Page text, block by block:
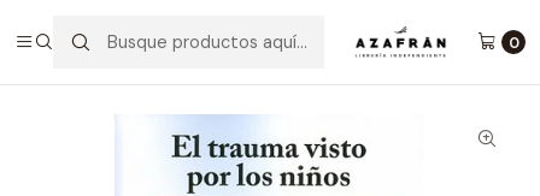
0
Psicología
El Trauma Visto Por Los Niños